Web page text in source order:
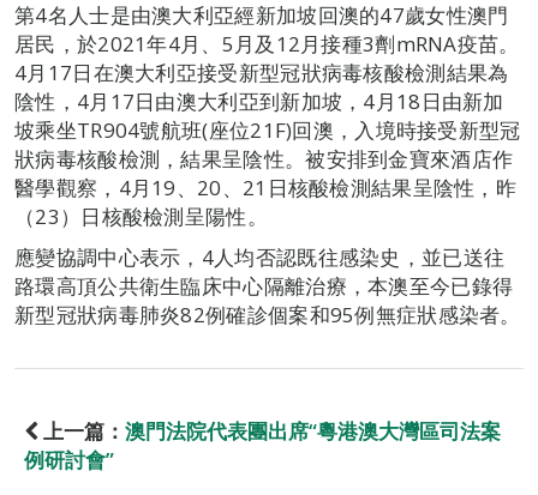
第4名人士是由澳大利亞經新加坡回澳的47歲女性澳門
居民，於2021年4月、5月及12月接種3劑mRNA疫苗。
4月17日在澳大利亞接受新型冠狀病毒核酸檢測結果為
陰性，4月17日由澳大利亞到新加坡，4月18日由新加
坡乘坐TR904號航班(座位21F)回澳，入境時接受新型冠
狀病毒核酸檢測，結果呈陰性。被安排到金寶來酒店作
醫學觀察，4月19、20、21日核酸檢測結果呈陰性，昨
（23）日核酸檢測呈陽性。
應變協調中心表示，4人均否認既往感染史，並已送往
路環高頂公共衛生臨床中心隔離治療，本澳至今已錄得
新型冠狀病毒肺炎82例確診個案和95例無症狀感染者。
上一篇： 澳門法院代表團出席“粵港澳大灣區司法案
例研討會”